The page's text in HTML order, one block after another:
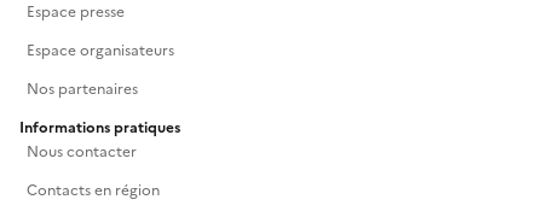
Espace presse
Espace organisateurs
Nos partenaires
Informations pratiques
Nous contacter
Contacts en région